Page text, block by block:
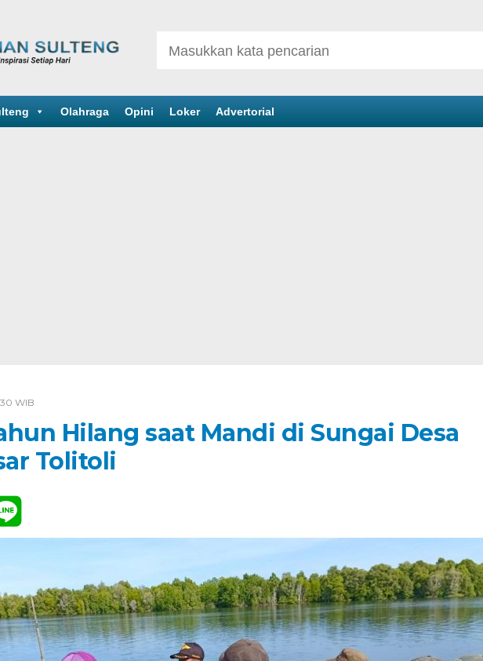
Olahraga Opini Loker Advertorial
WIB
Hilang saat Mandi di Sungai Desa
Tolitoli